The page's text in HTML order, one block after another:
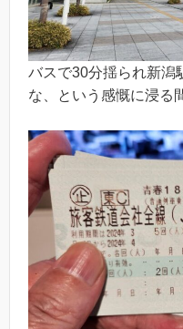
バスで30分揺られ新潟
な、という感慨に浸る